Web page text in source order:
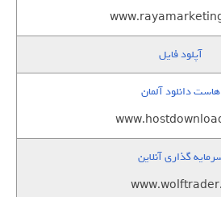
آپلود فایل
هاست دانلود آلمان
گذاری آنلاین